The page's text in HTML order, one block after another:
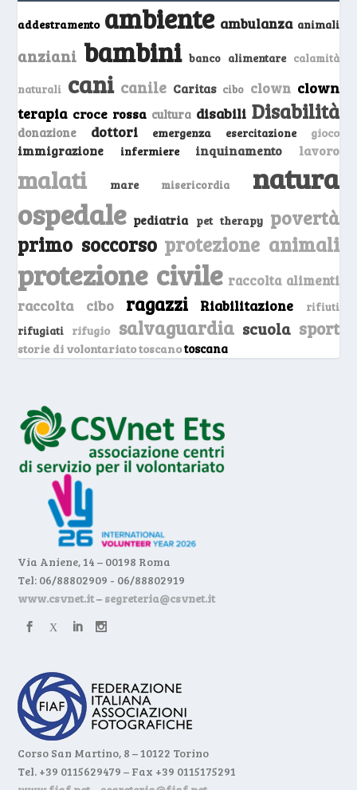
addestramento ambiente ambulanza animali
anziani bambini banco alimentare calamità
naturali cani canile Caritas cibo clown clown
terapia croce rossa cultura disabili Disabilità
donazione dottori emergenza esercitazione gioco
immigrazione infermiere inquinamento lavoro
malati mare misericordia natura
ospedale pediatria pet therapy povertà
primo soccorso protezione animali
protezione civile raccolta alimenti
raccolta cibo ragazzi Riabilitazione
rifiuti
rifugiati
rifugio salvaguardia scuola sport
storie di volontariato toscanotoscana
Via Aniene, 14 – 00198 Roma
Tel: 06/88802909 - 06/88802919
www.csvnet.it– segreteria@csvnet.it
Corso San Martino, 8 – 10122 Torino
Tel. +39 0115629479 – Fax +39 0115175291